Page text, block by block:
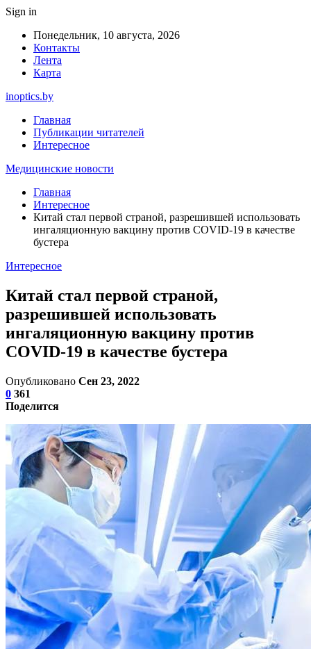
Sign in
Понедельник, 10 августа, 2026
Контакты
Лента
Карта
inoptics.by
Главная
Публикации читателей
Интересное
Медицинские новости
Главная
Интересное
Китай стал первой страной, разрешившей использовать
ингаляционную вакцину против COVID-19 в качестве
бустера
Интересное
Китай стал первой страной,
разрешившей использовать
ингаляционную вакцину против
COVID-19 в качестве бустера
Опубликовано Сен 23, 2022
0 361
Поделится